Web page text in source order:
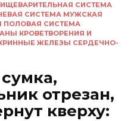
СИСТЕМА
СИСТЕМА МУЖСКАЯ
ПОЛОВАЯ СИСТЕМА
КРОВЕТВОРЕНИЯ И
ЖЕЛЕЗЫ СЕРДЕЧНО-
отрезан,
кверху: